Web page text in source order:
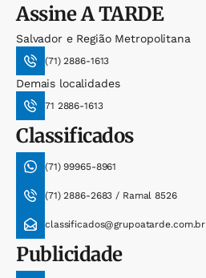
AssineA TARDE
Salvador e Região Metropolitana
(71) 2886-1613
Demais localidades
71 2886-1613
Classificados
(71) 99965-8961
(71) 2886-2683 / Ramal 8526
classificados@grupoatarde.com.br
Publicidade